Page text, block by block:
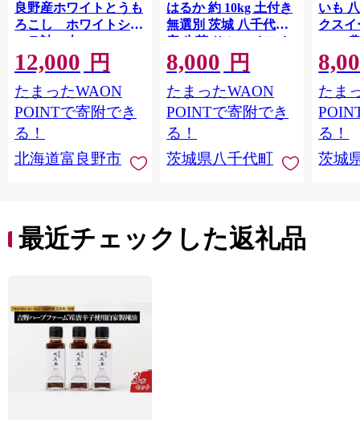
良野産ホワイトとうも
ろこし ホワイトショ
コラ計10本
【1678459】
12,000 円
たまったWAON
POINTで寄附でき
る！
北海道富良野市
はるか 約 10kg 土付き
無選別 茨城 八千代町
産 生芋 サツマイモ さ
つま芋 焼き芋 やきい
も 芋 イモ 野菜 不揃い
規格外 長期熟成 おや
つ デザート 秋 旬 農家
直送 【 先行予約 2026
年10月下旬以降発送
】 [AX010ya]
8,000 円
たまったWAON
POINTで寄附でき
る！
茨城県八千代町
いも
クス
10kg
モ 芋
ート 秋 【 先行
2026
送 】
たま
る！
茨城
最近チェックした返礼品